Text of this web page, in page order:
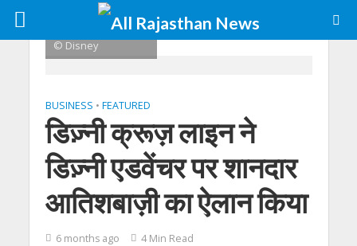
© Disney
BUSINESS • FEATURED
डिज़्नी क्रूज़ लाइन ने
डिज़्नी एडवेंचर पर शानदार
आतिशबाज़ी का ऐलान किया
6 months ago 4 Min Read